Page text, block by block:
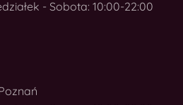
- Sobota: 10:00-22:00